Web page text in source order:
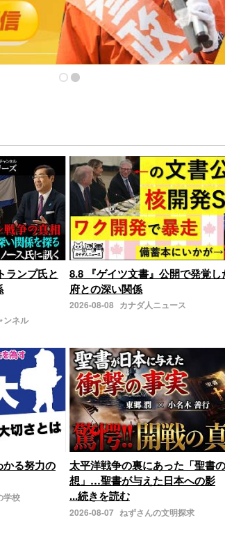
ランプ氏と
ンネル
8.8 『ゲイツ文書』公開で発覚し
府との深い関係
2026-08-08 カナダ人ニュース
かる努力の
学校
太平洋戦争の裏にあった「聖書
想」…聖書が与えた日本への影
...続きを読む
2026-08-07 ねずさんの文明探求